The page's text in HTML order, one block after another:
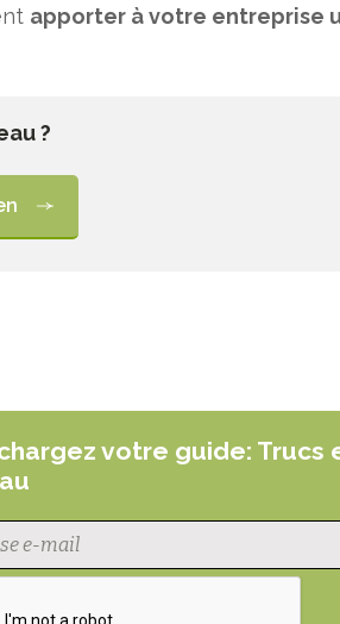
apporter à votre entreprise
?
votre guide: Trucs